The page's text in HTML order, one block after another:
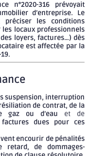
n°2020-316 prévoyait
d’entreprise. Le
les conditions
les locaux professionnels
loyers, factures…) dès
est affectée par la
suspension, interruption
de contrat, de la
gaz ou d’eau et de
dues pour ces
encourir de pénalités
retard, de dommages-